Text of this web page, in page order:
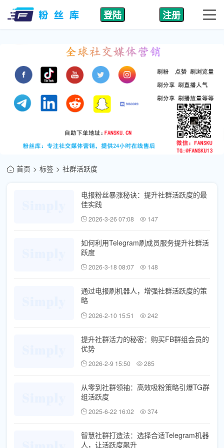
登陆 注册
首页 标签 社群活跃度
电报粉丝暴涨秘诀：提升社群活跃度的最
佳实践
2026-3-26 07:08 147
如何利用Telegram刷成员服务提升社群活
跃度
2026-3-18 08:07 148
通过电报刷机器人，增强社群活跃度的策
略
2026-2-10 15:51 242
提升社群活力的秘密：购买FB群组会员的
优势
2026-2-9 15:50 285
从零到社群领袖：高效吸粉策略引爆TG群
组活跃度
2025-6-22 16:02 374
智慧社群打造法：选择合适Telegram机器
人，让活跃度飙升